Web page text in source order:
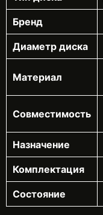
Бренд
Диаметр диска
Материал
Совместимость
Назначение
Комплектация
Состояние